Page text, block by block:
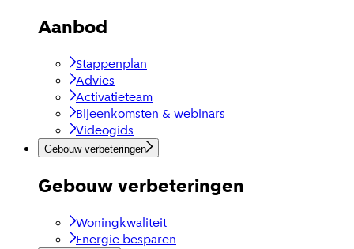
Aanbod
Stappenplan
Advies
Activatieteam
Bijeenkomsten & webinars
Videogids
Gebouw verbeteringen
Gebouw verbeteringen
Woningkwaliteit
Energie besparen